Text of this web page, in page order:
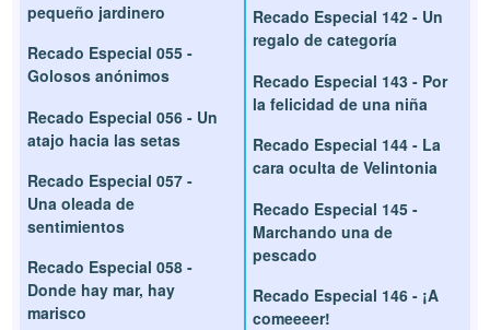
pequeño jardinero
Recado Especial 055 -
Golosos anónimos
Recado Especial 056 - Un
atajo hacia las setas
Recado Especial 057 -
Una oleada de
sentimientos
Recado Especial 058 -
Donde hay mar, hay
marisco
Recado Especial 142 - Un
regalo de categoría
Recado Especial 143 - Por
la felicidad de una niña
Recado Especial 144 - La
cara oculta de Velintonia
Recado Especial 145 -
Marchando una de
pescado
Recado Especial 146 - ¡A
comeeeer!